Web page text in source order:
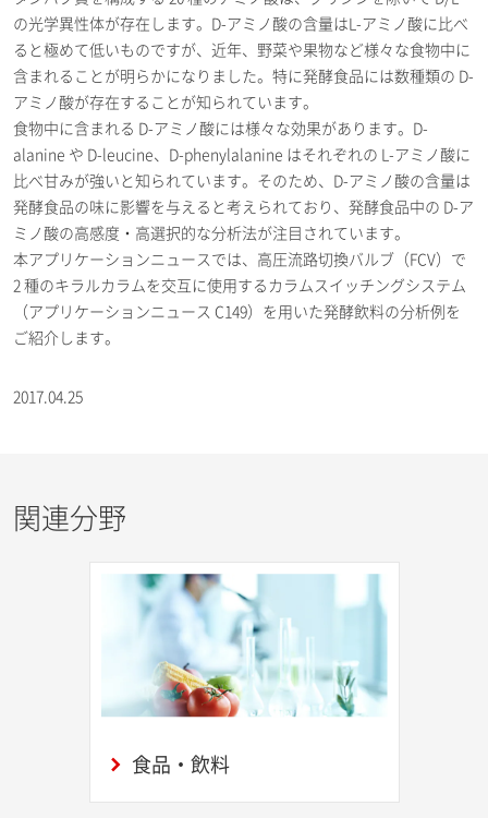
の光学異性体が存在します。D-アミノ酸の含量はL-アミノ酸に比べ
ると極めて低いものですが、近年、野菜や果物など様々な食物中に
含まれることが明らかになりました。特に発酵食品には数種類の D-
アミノ酸が存在することが知られています。
食物中に含まれる D-アミノ酸には様々な効果があります。D-
alanine や D-leucine、D-phenylalanine はそれぞれの L-アミノ酸に
比べ甘みが強いと知られています。そのため、D-アミノ酸の含量は
発酵食品の味に影響を与えると考えられており、発酵食品中の D-ア
ミノ酸の高感度・高選択的な分析法が注目されています。
本アプリケーションニュースでは、高圧流路切換バルブ（FCV）で
2 種のキラルカラムを交互に使用するカラムスイッチングシステム
（アプリケーションニュース C149）を用いた発酵飲料の分析例を
ご紹介します。
2017.04.25
関連分野
食品・飲料